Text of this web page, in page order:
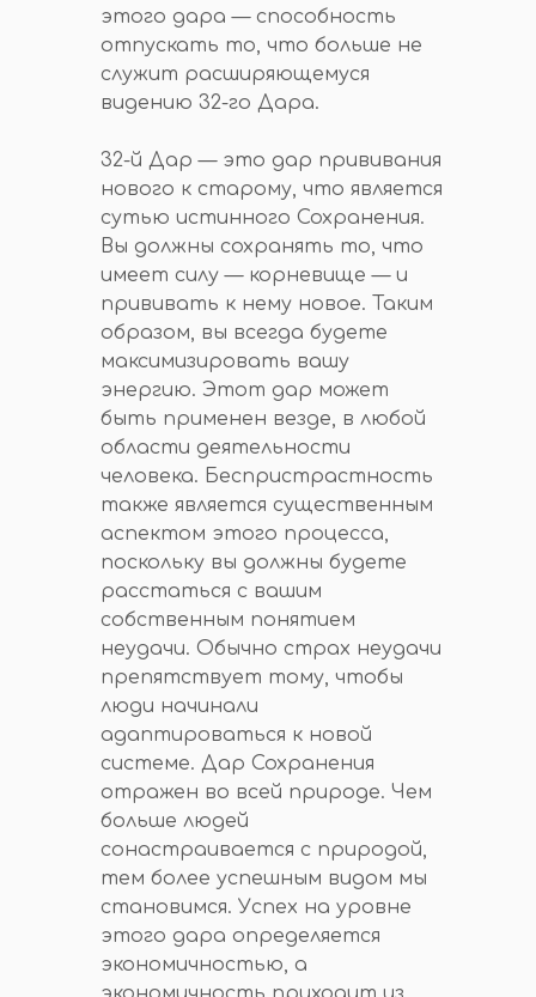
этого дара — способность
отпускать то, что больше не
служит расширяющемуся
видению 32-го Дара.
32-й Дар — это дар прививания
нового к старому, что является
сутью истинного Сохранения.
Вы должны сохранять то, что
имеет силу — корневище — и
прививать к нему новое. Таким
образом, вы всегда будете
максимизировать вашу
энергию. Этот дар может
быть применен везде, в любой
области деятельности
человека. Беспристрастность
также является существенным
аспектом этого процесса,
поскольку вы должны будете
расстаться с вашим
собственным понятием
неудачи. Обычно страх неудачи
препятствует тому, чтобы
люди начинали
адаптироваться к новой
системе. Дар Сохранения
отражен во всей природе. Чем
больше людей
сонастраивается с природой,
тем более успешным видом мы
становимся. Успех на уровне
этого дара определяется
экономичностью, а